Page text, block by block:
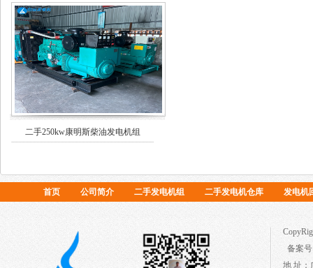
二手250kw康明斯柴油发电机组
首页 公司简介 二手发电机组 二手发电机仓库 发电机
备案
地 址：